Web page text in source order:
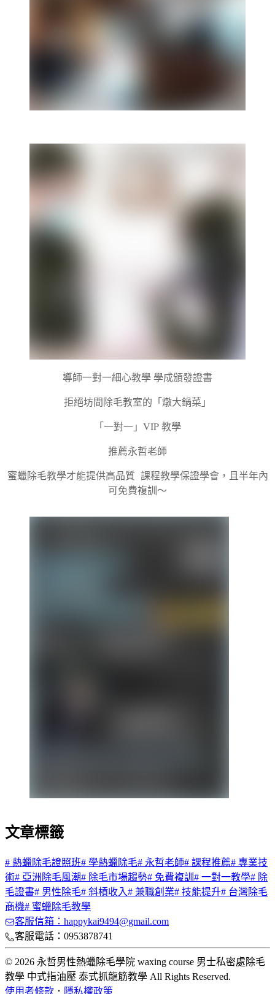
導師一對一細心教學 學成頒發證書
拒絕坊間除毛教室的「燉大鍋菜」
「一對一」VIP 教學
推薦永哲老師
蜜蠟除毛教學才能提供高品質 課程教學保證學會，且半年內
可免費複訓～
文章標籤
# 熱蠟除毛證照班# 學熱蠟除毛# 永哲老師# 課程推薦# 專業技
術# 亞洲除毛風潮# 除毛市場趨勢# 免費複訓 # 一對一教學# 除
毛證書# 男性除毛# 斜槓收入# 兼職創業# 技能提升# 台灣除毛
商機# 蜜蠟除毛教學
客服信箱：happykai9494@gmail.com
客服電話：0953878741
© 2026 永哲男性熱蠟除毛學院 waxing course 男士私密處除毛
教學 中式指油壓 泰式抓龍筋教學 All Rights Reserved.
使用者條款 ． 隱私權政策